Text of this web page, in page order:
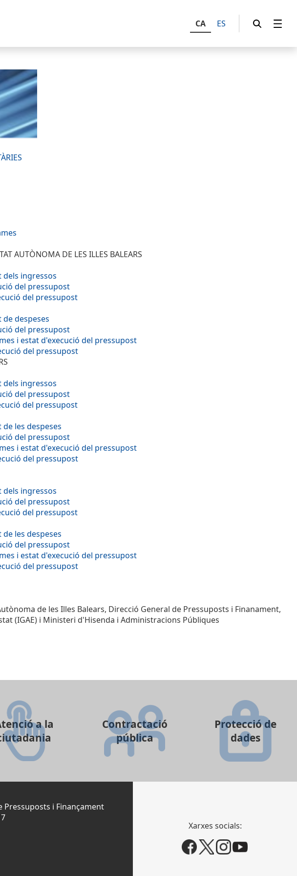
CA ES
AUTÒNOMA DE LES ILLES BALEARS
dels ingressos
del pressupost
del pressupost
despeses
del pressupost
i estat d'execució del pressupost
del pressupost
dels ingressos
del pressupost
del pressupost
les despeses
del pressupost
i estat d'execució del pressupost
del pressupost
dels ingressos
del pressupost
del pressupost
les despeses
del pressupost
i estat d'execució del pressupost
del pressupost
de les Illes Balears, Direcció General de Pressuposts i Finanament,
(IGAE) i Ministeri d'Hisenda i Administracions Públiques
a la
Contractació
pública
Protecció de
dades
Pressuposts i Finançament
Xarxes socials: